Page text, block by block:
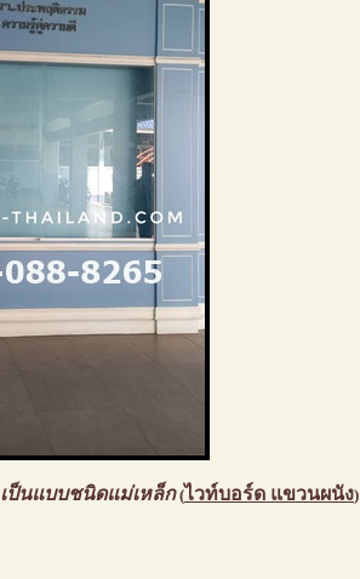
เป็นแบบชนิดแม่เหล็ก(ไวท์บอร์ด แขวนผนัง)